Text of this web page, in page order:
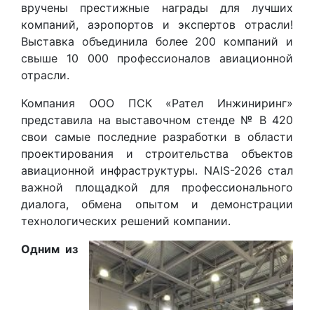
вручены престижные награды для лучших
компаний, аэропортов и экспертов отрасли!
Выставка объединила более 200 компаний и
свыше 10 000 профессионалов авиационной
отрасли.
Компания ООО ПСК «Рател Инжиниринг»
представила на выставочном стенде № В 420
свои самые последние разработки в области
проектирования и строительства объектов
авиационной инфраструктуры. NAIS-2026 стал
важной площадкой для профессионального
диалога, обмена опытом и демонстрации
технологических решений компании.
Одним из